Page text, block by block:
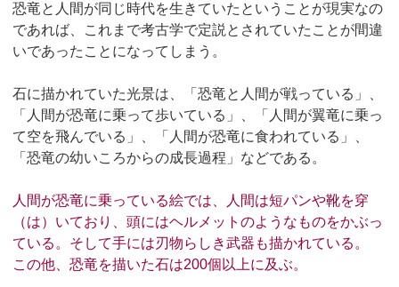
恐竜と人間が同じ時代を生きていたということが現実なの
であれば、これまで考古学で定説とされていたことが間違
いであったことになってしまう。
石に描かれていた光景は、「恐竜と人間が戦っている」、
「人間が恐竜に乗って歩いている」、「人間が翼竜に乗っ
て空を飛んでいる」、「人間が恐竜に食われている」、
「恐竜の幼いころからの成長過程」などである。
人間が恐竜に乗っている絵では、人間は短パンや靴を穿
（は）いており、頭にはヘルメットのようなものをかぶっ
ている。そして手には刃物らしき武器も描かれている。
この他、恐竜を描いた石は200個以上に及ぶ。